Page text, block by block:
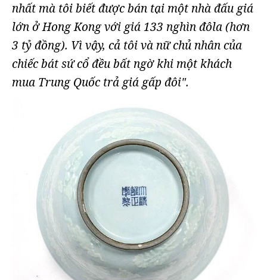
nhất mà tôi biết được bán tại một nhà đấu giá
lớn ở Hong Kong với giá 133 nghìn đôla (hơn
3 tỷ đồng). Vì vậy, cả tôi và nữ chủ nhân của
chiếc bát sứ cổ đều bất ngờ khi một khách
mua Trung Quốc trả giá gấp đôi".